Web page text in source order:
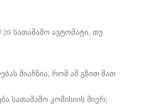
სათამაშო ავტომატი. თუ
მიაჩნია, რომ ამ გზით მათ
სათამაშო კომისიის მიერ;